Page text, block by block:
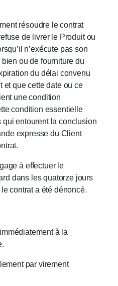
résoudre le contrat
de livrer le Produit ou
n’exécute pas son
ou de fourniture du
du délai convenu
et que cette date ou ce
une condition
condition essentielle
entourent la conclusion
expresse du Client
à effectuer le
dans les quatorze jours
contrat a été dénoncé.
à la
par virement